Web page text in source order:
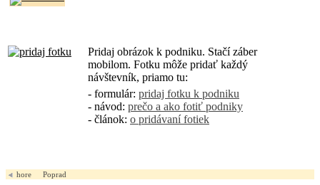
Pridaj obrázok k podniku. Stačí záber
mobilom. Fotku môže pridať každý
návštevník, priamo tu:
- formulár: pridaj fotku k podniku
- návod: prečo a ako fotiť podniky
- článok: o pridávaní fotiek
hore Poprad